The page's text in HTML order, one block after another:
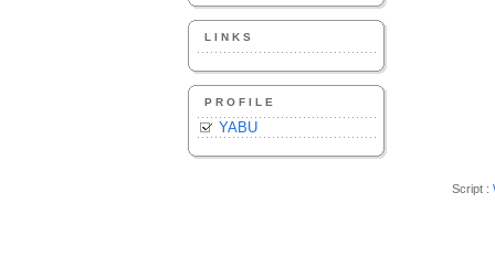
LINKS
PROFILE
YABU
Script :